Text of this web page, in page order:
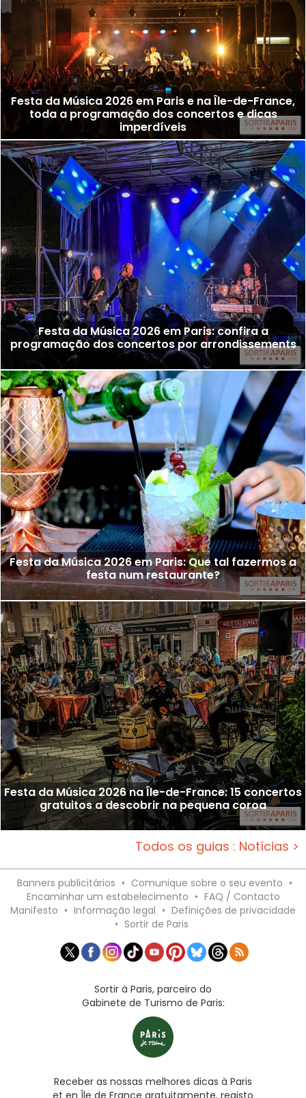
Festa da Música 2026 em Paris e na Île-de-France,
toda a programação dos concertos e dicas
imperdíveis
Festa da Música 2026 em Paris: confira a
programação dos concertos por arrondissements
Festa da Música 2026 em Paris: Que tal fazermos a
festa num restaurante?
Festa da Música 2026 na Île-de-France: 15 concertos
gratuitos a descobrir na pequena coroa
Todos os guias : Notícias >
Banners publicitários • Comunique sobre o seu evento •
Encaminhar um estabelecimento • FAQ / Contacto
Manifesto • Informação legal • Definições de privacidade
• Sortir de Paris
Sortir à Paris, parceiro do
Gabinete de Turismo de Paris:
Receber as nossas melhores dicas à Paris